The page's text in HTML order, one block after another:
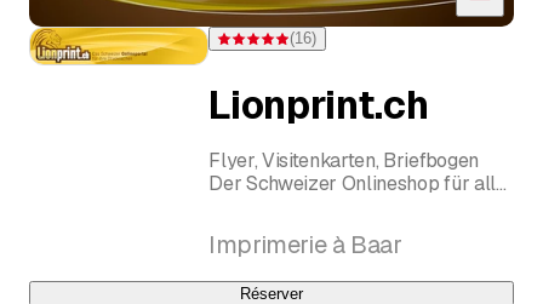
Note 4,9 sur 5 étoiles pour 16 évaluations
(16)
Lionprint.ch
Flyer, Visitenkarten, Briefbogen
Der Schweizer Onlineshop für alle
Imprimerie à Baar
Réserver